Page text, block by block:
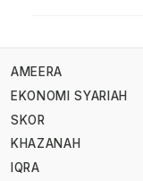
AMEERA
EKONOMI SYARIAH
SKOR
KHAZANAH
IQRA